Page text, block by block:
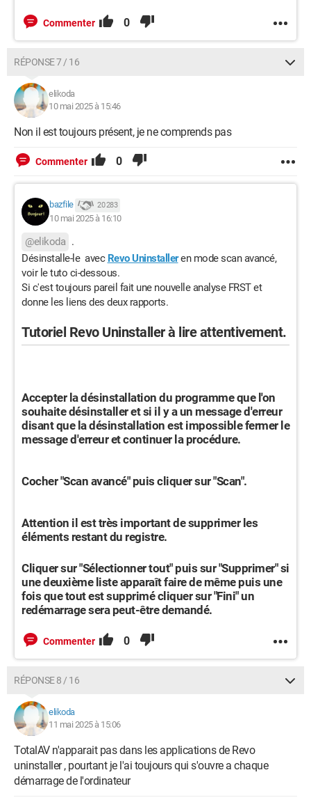
Commenter 0
RÉPONSE 7 / 16
elikoda
10 mai 2025 à 15:46
Non il est toujours présent, je ne comprends pas
Commenter 0
bazfile 20 283
10 mai 2025 à 16:10
@elikoda .
Désinstalle-le avec Revo Uninstalleren mode scan avancé,
voir le tuto ci-dessous.
Si c'est toujours pareil fait une nouvelle analyse FRST et
donne les liens des deux rapports.
Tutoriel Revo Uninstaller à lire attentivement.
Accepter la désinstallation du programme que l'on
souhaite désinstaller et si il y a un message d'erreur
disant que la désinstallation est impossible fermer le
message d'erreur et continuer la procédure.
Cocher "Scan avancé" puis cliquer sur "Scan".
Attention il est très important de supprimer les
éléments restant du registre.
Cliquer sur "Sélectionner tout" puis sur "Supprimer" si
une deuxième liste apparaît faire de même puis une
fois que tout est supprimé cliquer sur "Fini" un
redémarrage sera peut-être demandé.
Commenter 0
RÉPONSE 8 / 16
elikoda
11 mai 2025 à 15:06
TotalAV n'apparait pas dans les applications de Revo
uninstaller , pourtant je l'ai toujours qui s'ouvre a chaque
démarrage de l'ordinateur